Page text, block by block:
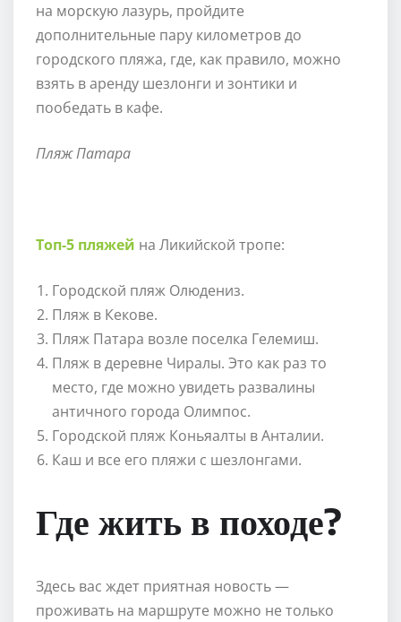
на морскую лазурь, пройдите
дополнительные пару километров до
городского пляжа, где, как правило, можно
взять в аренду шезлонги и зонтики и
пообедать в кафе.
Пляж Патара
Топ-5 пляжей на Ликийской тропе:
Городской пляж Олюдениз.
Пляж в Кекове.
Пляж Патара возле поселка Гелемиш.
Пляж в деревне Чиралы. Это как раз то
место, где можно увидеть развалины
античного города Олимпос.
Городской пляж Коньяалты в Анталии.
Каш и все его пляжи с шезлонгами.
Где жить в походе?
Здесь вас ждет приятная новость —
проживать на маршруте можно не только